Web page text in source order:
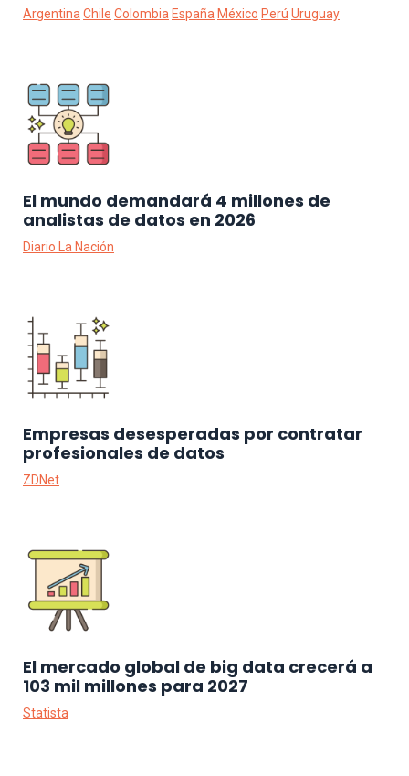
ArgentinaChile Colombia España México Perú Uruguay
El mundo demandará 4 millones de
analistas de datos en 2026
Diario La Nación
Empresas desesperadas por contratar
profesionales de datos
ZDNet
El mercado global de big data crecerá a
103 mil millones para 2027
Statista